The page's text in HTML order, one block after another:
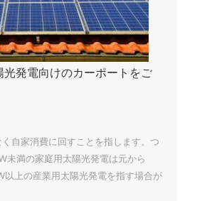
発電向けのカーポートをご
自家消費に回すことを指します。つ
未満の家庭用太陽光発電は元から
以上の産業用太陽光発電を指す場合が